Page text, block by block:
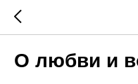
О любви и